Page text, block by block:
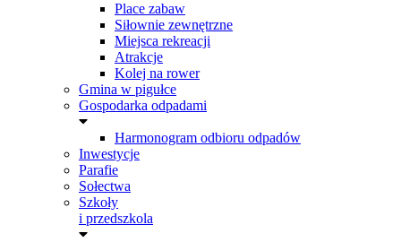
Place zabaw
Siłownie zewnętrzne
Miejsca rekreacji
Atrakcje
Kolej na rower
Gmina w pigułce
Gospodarka odpadami
Harmonogram odbioru odpadów
Inwestycje
Parafie
Sołectwa
Szkoły
i przedszkola